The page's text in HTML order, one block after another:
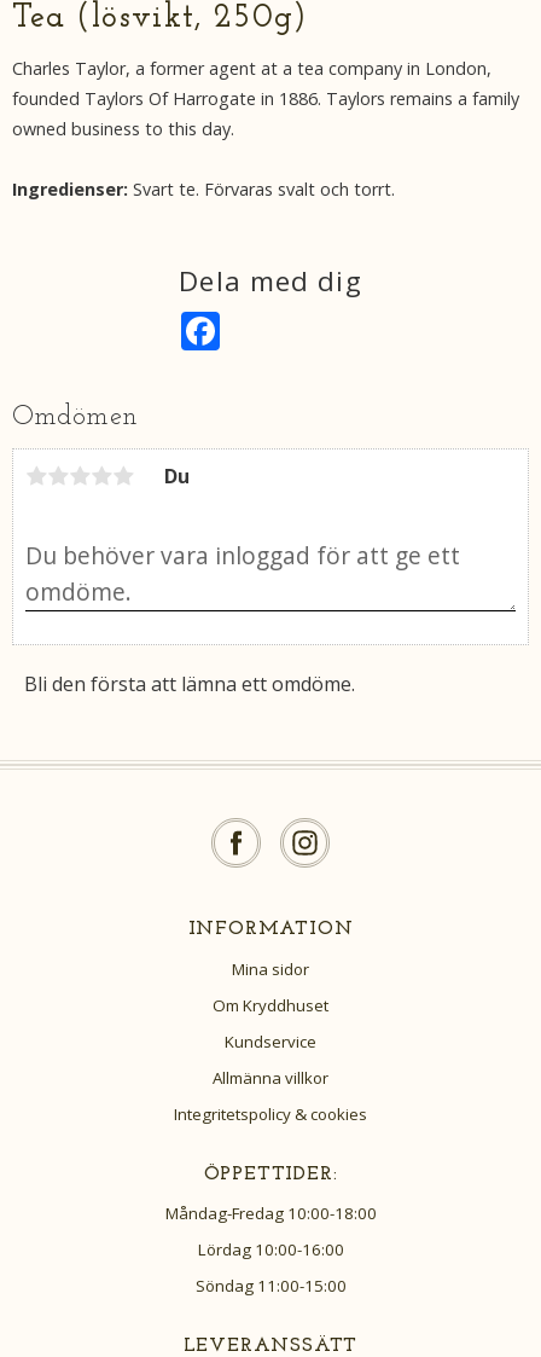
Tea (lösvikt, 250g)
Charles Taylor, a former agent at a tea company in London,
founded Taylors Of Harrogate in 1886. Taylors remains a family
owned business to this day.
Ingredienser: Svart te. Förvaras svalt och torrt.
Dela med dig
k
Omdömen
Du
Bli den första att lämna ett omdöme.
INFORMATION
Mina sidor
Om Kryddhuset
Kundservice
Allmänna villkor
Integritetspolicy & cookies
ÖPPETTIDER:
Måndag-Fredag 10:00-18:00
Lördag 10:00-16:00
Söndag 11:00-15:00
LEVERANSSÄTT